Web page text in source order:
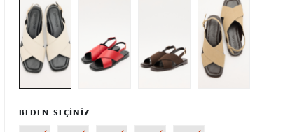
BEDEN SEÇİNİZ